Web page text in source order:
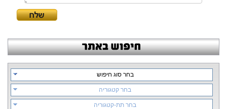
בחר סוג חיפוש
בחר קטגוריה
בחר תת-קטגוריה